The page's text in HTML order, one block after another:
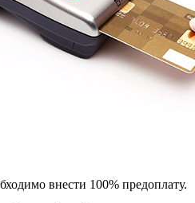
внести 100% предоплату.